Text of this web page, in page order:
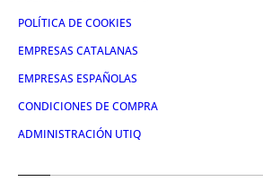
POLÍTICA DE COOKIES
EMPRESAS CATALANAS
EMPRESAS ESPAÑOLAS
CONDICIONES DE COMPRA
ADMINISTRACIÓN UTIQ